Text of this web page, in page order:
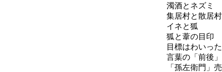
濁酒とネズミ
集居村と散居村
イネと狐
狐と葦の目印
目標はわいっ
言葉の「前後
「孫左衛門」